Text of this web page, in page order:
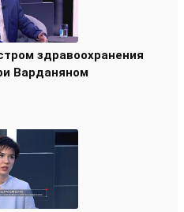
здравоохранения
Варданяном